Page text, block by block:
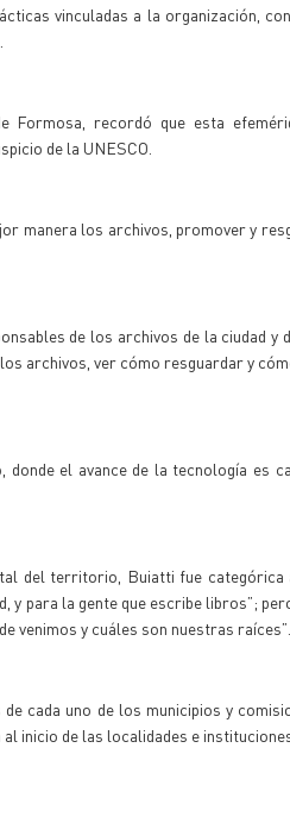
vinculadas a la organización,
recordó que esta
de la UNESCO.
manera los archivos, promover y
de los archivos de la ciudad y
archivos, ver cómo resguardar y
el avance de la tecnología es
del territorio, Buiatti fue categórica
para la gente que escribe libros”;
venimos y cuáles son nuestras raíces”.
cada uno de los municipios y
inicio de las localidades e